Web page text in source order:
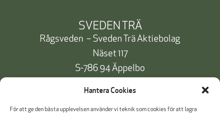
Hantera Cookies
För att ge den bästa upplevelsen använder vi teknik som cookies för att lagra
SVEDEN TRÄ
Rågsveden – Sveden Trä Aktiebolag
Näset 117
S-786 94 Äppelbo